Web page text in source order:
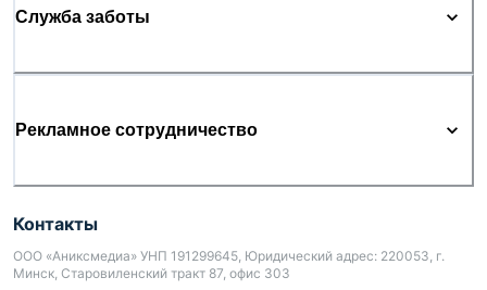
Служба заботы
Рекламное сотрудничество
Контакты
ООО «Аниксмедиа» УНП 191299645, Юридический адрес: 220053, г.
Минск, Старовиленский тракт 87, офис 303